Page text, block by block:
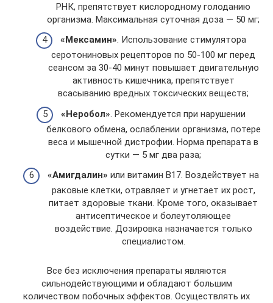
РНК, препятствует кислородному голоданию
организма. Максимальная суточная доза — 50 мг;
«Мексамин». Использование стимулятора
серотониновых рецепторов по 50-100 мг перед
сеансом за 30-40 минут повышает двигательную
активность кишечника, препятствует
всасыванию вредных токсических веществ;
«Неробол». Рекомендуется при нарушении
белкового обмена, ослаблении организма, потере
веса и мышечной дистрофии. Норма препарата в
сутки — 5 мг два раза;
«Амигдалин» или витамин B17. Воздействует на
раковые клетки, отравляет и угнетает их рост,
питает здоровые ткани. Кроме того, оказывает
антисептическое и болеутоляющее
воздействие. Дозировка назначается только
специалистом.
Все без исключения препараты являются
сильнодействующими и обладают большим
количеством побочных эффектов. Осуществлять их